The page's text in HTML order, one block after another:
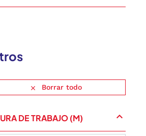
 Borrar todo
DE TRABAJO (M)